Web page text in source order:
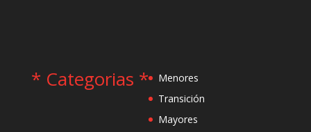
* Categorias *
Menores
Transición
Mayores